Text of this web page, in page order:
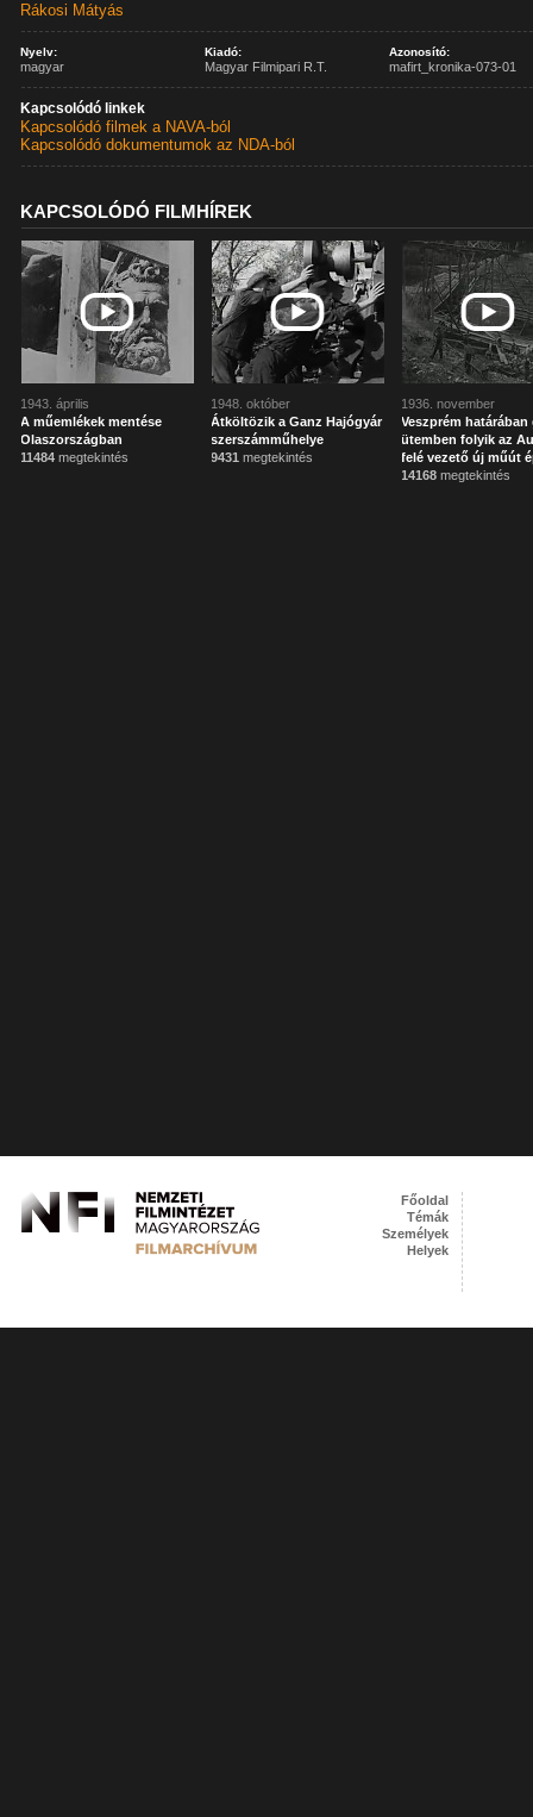
Rákosi Mátyás
Nyelv:
magyar
Kiadó:
Magyar Filmipari R.T.
Azonosító:
mafirt_kronika-073-01
Kapcsolódó linkek
Kapcsolódó filmek a NAVA-ból
Kapcsolódó dokumentumok az NDA-ból
KAPCSOLÓDÓ FILMHÍREK
1943. április
A műemlékek mentése
Olaszországban
11484 megtekintés
1948. október
Átköltözik a Ganz Hajógyár
szerszámműhelye
9431 megtekintés
1936. november
Veszprém
ütemben folyik az
felé vezető új műút
14168 megtekintés
Főoldal
Témák
Személyek
Helyek